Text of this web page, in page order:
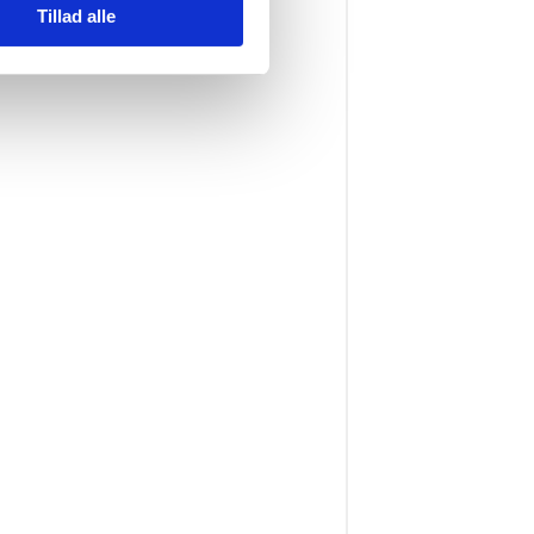
Tillad alle